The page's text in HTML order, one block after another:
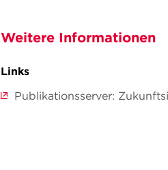
Weitere Informationen
Links
Publikationsserver: